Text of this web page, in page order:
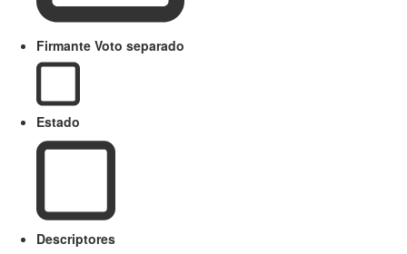
Firmante Voto separado
Estado
Descriptores